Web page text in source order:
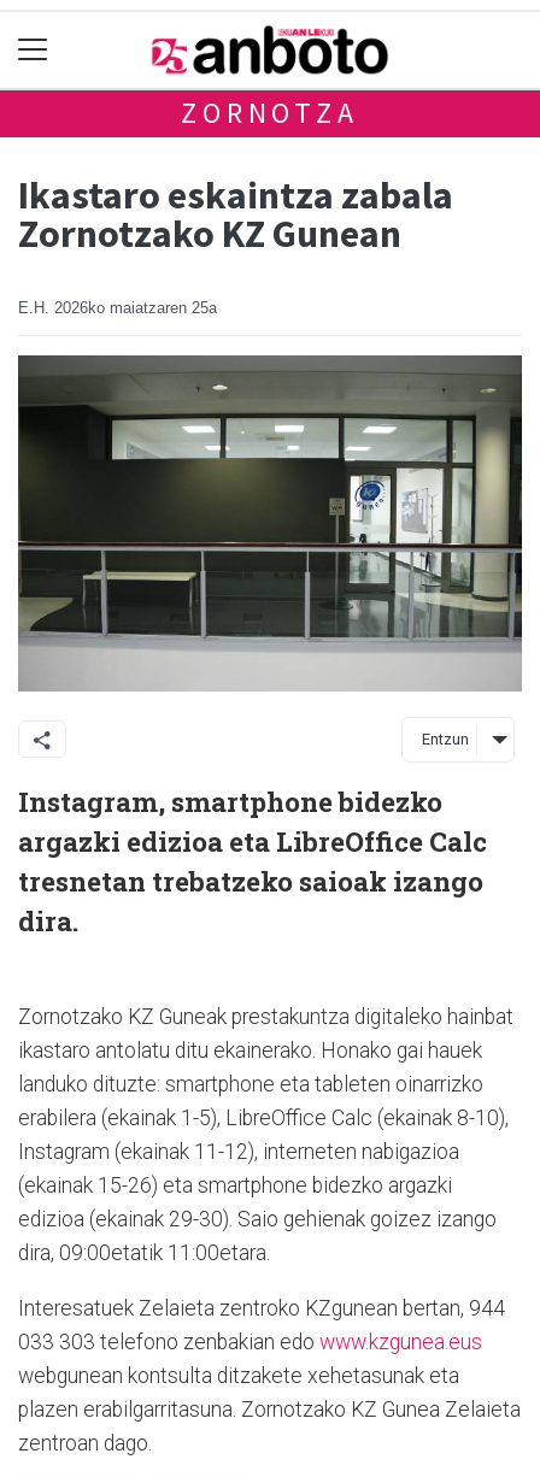
ZORNOTZA
Ikastaro eskaintza zabala
Zornotzako KZ Gunean
E.H. 2026ko maiatzaren 25a
Entzun
Instagram, smartphone bidezko
argazki edizioa eta LibreOffice Calc
tresnetan trebatzeko saioak izango
dira.
Zornotzako KZ Guneak prestakuntza digitaleko hainbat
ikastaro antolatu ditu ekainerako. Honako gai hauek
landuko dituzte: smartphone eta tableten oinarrizko
erabilera (ekainak 1-5), LibreOffice Calc (ekainak 8-10),
Instagram (ekainak 11-12), interneten nabigazioa
(ekainak 15-26) eta smartphone bidezko argazki
edizioa (ekainak 29-30). Saio gehienak goizez izango
dira, 09:00etatik 11:00etara.
Interesatuek Zelaieta zentroko KZgunean bertan, 944
033 303 telefono zenbakian edo www.kzgunea.eus
webgunean kontsulta ditzakete xehetasunak eta
plazen erabilgarritasuna. Zornotzako KZ Gunea Zelaieta
zentroan dago.